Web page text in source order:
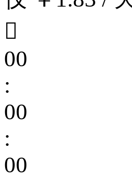

00
:
00
:
00